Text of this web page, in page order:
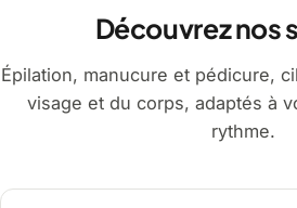
Découvrez nos
Épilation, manucure et pédicure,
visage et du corps, adaptés à
rythme.